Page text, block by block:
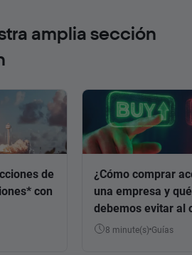
amplia sección
de
con
¿Cómo comprar
una empresa y
debemos evitar al
8 minute(s) Guías